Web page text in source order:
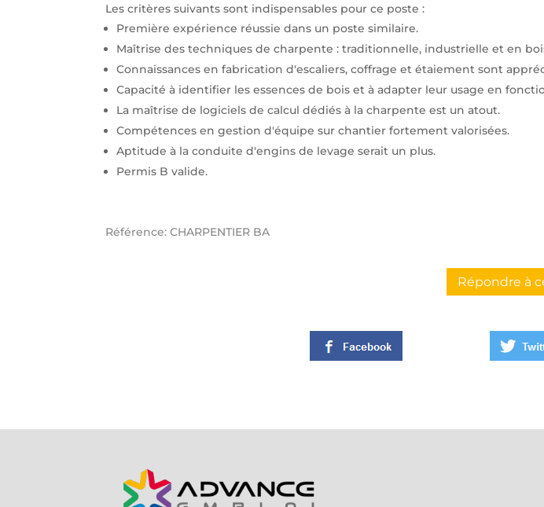
Les critères suivants sont indispensables pour ce poste :
Première expérience réussie dans un poste similaire.
Maîtrise des techniques de charpente : traditionnelle, industrielle et en
Connaissances en fabrication d'escaliers, coffrage et étaiement sont
Capacité à identifier les essences de bois et à adapter leur usage en
La maîtrise de logiciels de calcul dédiés à la charpente est un atout.
Compétences en gestion d'équipe sur chantier fortement valorisées.
Aptitude à la conduite d'engins de levage serait un plus.
Permis B valide.
Référence: CHARPENTIER BA
Répondre à